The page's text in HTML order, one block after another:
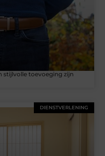
stijlvolle toevoeging zijn
DIENSTVERLENING